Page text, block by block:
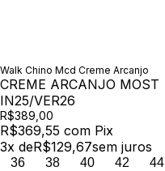
Walk Chino Mcd Creme Arcanjo
CREME ARCANJO MOST
IN25/VER26
R$389,00
R$369,55 com Pix
3x deR$129,67sem juros
36 38 40 42
44